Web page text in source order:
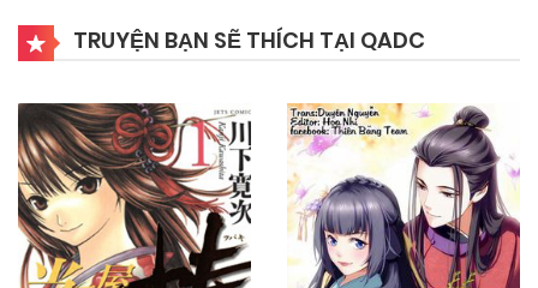
TRUYỆN BẠN SẼ THÍCH TẠI QADC